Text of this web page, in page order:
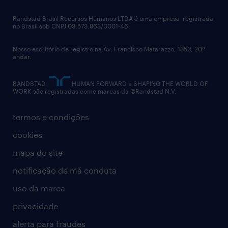
políticas corporativas
relatório anual
termos e condições
cookies
mapa do site
notificação de má conduta
uso da marca
privacidade
alerta para fraudes
Randstad Brasil Recursos Humanos LTDA é uma empresa registrada
no Brasil sob CNPJ 03.573.863/0001-46.
Nosso escritório de registro na Av. Francisco Matarazzo, 1350, 20º
andar.
RANDSTAD,
HUMAN FORWARD e SHAPING THE WORLD OF
WORK são registradas como marcas da ©Randstad N.V.